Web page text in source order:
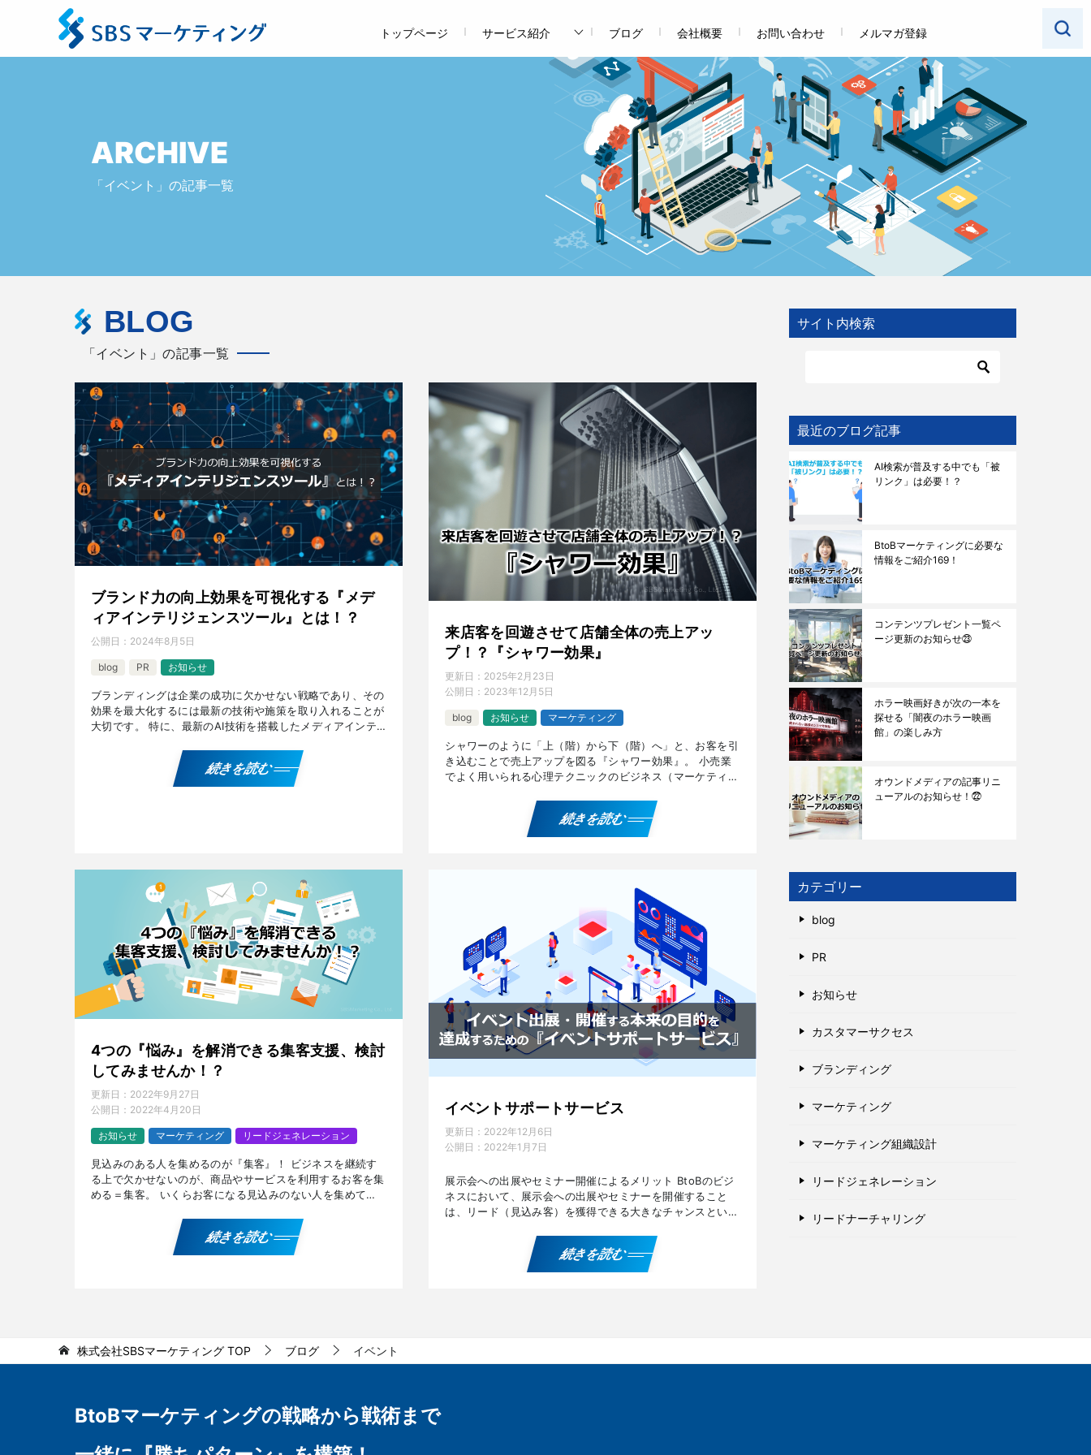
トップページ サービス紹介 ブログ 会社概要 お問い合わせ メルマガ登録
ARCHIVE
「イベント」の記事一覧
BLOG
「イベント」の記事一覧
ブランド力の向上効果を可視化する『メデ
ィアインテリジェンスツール』とは！？
公開日： 2024年8月5日
blog PR お知らせ
ブランディングは企業の成功に欠かせない戦略であり、その
効果を最大化するには最新の技術や施策を取り入れることが
大切です。 特に、最新のAI技術を搭載したメディアインテ
続きを読む
来店客を回遊させて店舗全体の売上アッ
プ！？『シャワー効果』
更新日： 2025年2月23日
公開日： 2023年12月5日
blog お知らせ マーケティング
シャワーのように「上（階）から下（階）へ」と、お客を引
き込むことで売上アップを図る『シャワー効果』。 小売業
でよく用いられる心理テクニックのビジネス（マーケティン
続きを読む
4つの『悩み』を解消できる集客支援、検討
してみませんか！？
更新日： 2022年9月27日
公開日： 2022年4月20日
お知らせ マーケティング リードジェネレーション
見込みのある人を集めるのが『集客』！ ビジネスを継続す
る上で欠かせないのが、商品やサービスを利用するお客を集
める＝集客。 いくらお客になる見込みのない人を集めても
続きを読む
イベントサポートサービス
更新日： 2022年12月6日
公開日： 2022年1月7日
展示会への出展やセミナー開催によるメリット BtoBのビジ
ネスにおいて、展示会への出展やセミナーを開催すること
は、リード（見込み客）を獲得できる大きなチャンスといえ
続きを読む
サイト内検索
最近のブログ記事
AI検索が普及する中でも「被
リンク」は必要！？
BtoBマーケティングに必要な
情報をご紹介169！
コンテンツプレゼント一覧ペ
ージ更新のお知らせ㉓
ホラー映画好きが次の一本を
探せる「闇夜のホラー映画
館」の楽しみ方
オウンドメディアの記事リニ
ューアルのお知らせ！㉒
カテゴリー
blog
PR
お知らせ
カスタマーサクセス
ブランディング
マーケティング
マーケティング組織設計
リードジェネレーション
リードナーチャリング
株式会社SBSマーケティング TOP ブログ イベント
BtoBマーケティングの戦略から戦術まで